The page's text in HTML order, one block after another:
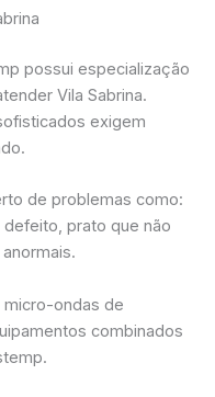
possui especialização
Vila Sabrina.
exigem
de problemas como:
prato que não
micro-ondas de
combinados